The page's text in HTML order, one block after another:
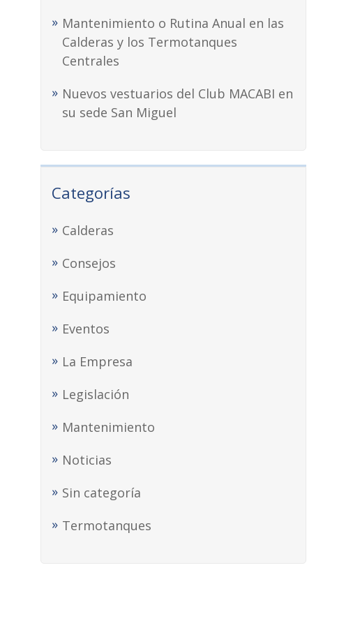
Mantenimiento o Rutina Anual en las
Calderas y los Termotanques
Centrales
Nuevos vestuarios del Club MACABI en
su sede San Miguel
Categorías
Calderas
Consejos
Equipamiento
Eventos
La Empresa
Legislación
Mantenimiento
Noticias
Sin categoría
Termotanques